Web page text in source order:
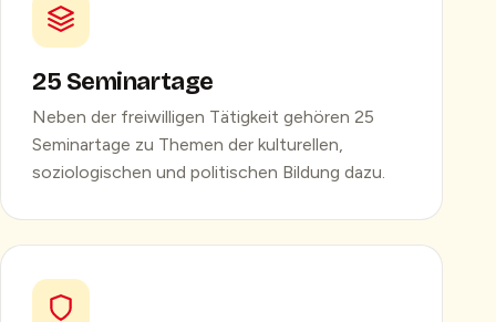
25 Seminartage
Neben der freiwilligen Tätigkeit gehören 25
Seminartage zu Themen der kulturellen,
soziologischen und politischen Bildung dazu.